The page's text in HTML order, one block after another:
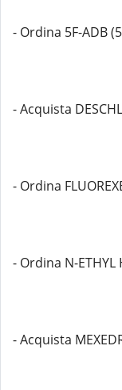
- Ordina 5F-ADB
- Acquista
- Ordina
- Ordina N-ETHYL
- Acquista